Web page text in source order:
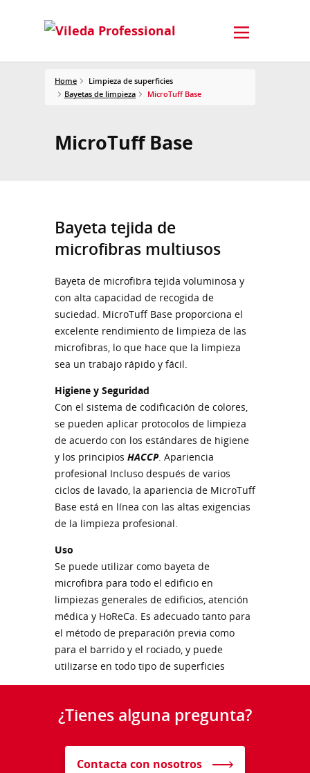
Home
Limpieza de superficies
Bayetas de limpieza
MicroTuff Base
MicroTuff Base
Bayeta tejida de
microfibras multiusos
Bayeta de microfibra tejida voluminosa y
con alta capacidad de recogida de
suciedad. MicroTuff Base proporciona el
excelente rendimiento de limpieza de las
microfibras, lo que hace que la limpieza
sea un trabajo rápido y fácil.
Higiene y Seguridad
Con el sistema de codificación de colores,
se pueden aplicar protocolos de limpieza
de acuerdo con los estándares de higiene
y los principios HACCP. Apariencia
profesional Incluso después de varios
ciclos de lavado, la apariencia de MicroTuff
Base está en línea con las altas exigencias
de la limpieza profesional.
Uso
Se puede utilizar como bayeta de
microfibra para todo el edificio en
limpiezas generales de edificios, atención
médica y HoReCa. Es adecuado tanto para
el método de preparación previa como
para el barrido y el rociado, y puede
utilizarse en todo tipo de superficies
¿Tienes alguna pregunta?
Contacta con nosotros